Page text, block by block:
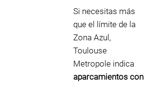
Si necesitas más
que el límite de la
Zona Azul,
Toulouse
Metropole indica
aparcamientos con